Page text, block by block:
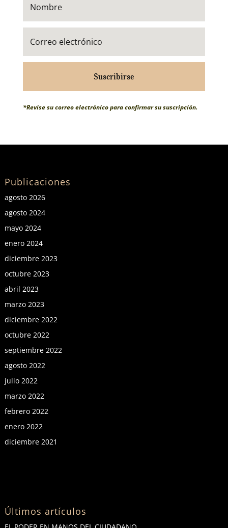
Suscribirse
*Revise su correo electrónico para confirmar su suscripción.
Publicaciones
agosto 2026
agosto 2024
mayo 2024
enero 2024
diciembre 2023
octubre 2023
abril 2023
marzo 2023
diciembre 2022
octubre 2022
septiembre 2022
agosto 2022
julio 2022
marzo 2022
febrero 2022
enero 2022
diciembre 2021
Últimos artículos